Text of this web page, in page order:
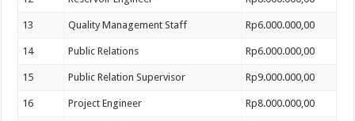
13 Quality Management Staff Rp6.000.000,00
14 Public Relations Rp6.000.000,00
15 Public Relation Supervisor Rp9.000.000,00
16 Project Engineer Rp8.000.000,00